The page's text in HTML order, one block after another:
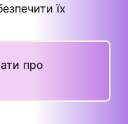
їх
про